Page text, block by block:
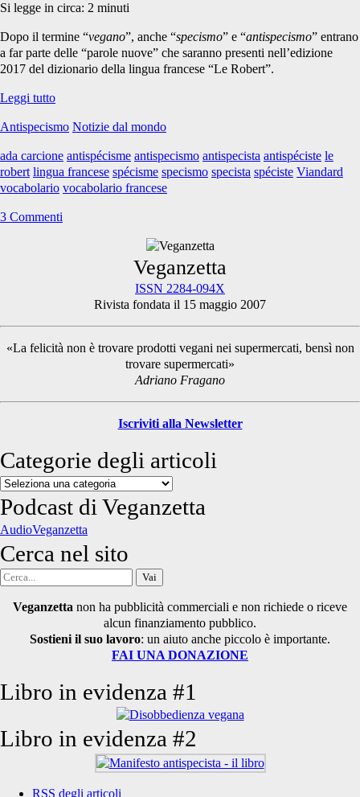
Si legge in circa: 2 minuti
Dopo il termine “vegano”, anche “specismo” e “antispecismo” entrano
a far parte delle “parole nuove” che saranno presenti nell’edizione
2017 del dizionario della lingua francese “Le Robert”.
Leggi tuttoL’antispecismo
vocabolari
Antispecismo Notizie dal mondo
ada carcione antispécisme antispecismo antispecista antispéciste le
robert lingua francese spécisme specismo specista spéciste Viandard
vocabolario vocabolario francese
3 Commenti
Sidebar
Veganzetta
ISSN 2284-094X
Rivista fondata il 15 maggio 2007
«La felicità non è trovare prodotti vegani nei supermercati, bensì non
trovare supermercati»
Adriano Fragano
Iscriviti alla Newsletter
Categorie degli articoli
Categorie
degli
articoli
Podcast di Veganzetta
AudioVeganzetta
Cerca nel sito
Cerca
Veganzetta non ha pubblicità commerciali e non richiede o riceve
alcun finanziamento pubblico.
Sostieni il suo lavoro: un aiuto anche piccolo è importante.
FAI UNA DONAZIONE
Libro in evidenza #1
Libro in evidenza #2
RSS degli articoli